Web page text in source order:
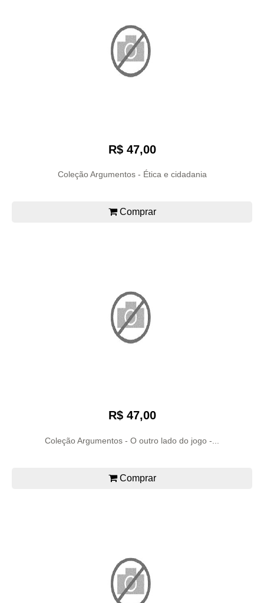
R$ 47,00
Coleção Argumentos - Ética e cidadania
Comprar
R$ 47,00
Coleção Argumentos - O outro lado do jogo -...
Comprar